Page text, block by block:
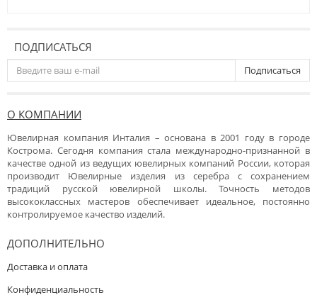
ПОДПИСАТЬСЯ
Подписаться
О КОМПАНИИ
Ювелирная компания Инталия – основана в 2001 году в городе
Кострома. Сегодня компания стала международно-признанной в
качестве одной из ведущих ювелирных компаний России, которая
производит Ювелирные изделия из серебра с сохранением
традиций русской ювелирной школы. Точность методов
высококлассных мастеров обеспечивает идеальное, постоянно
контролируемое качество изделий.
ДОПОЛНИТЕЛЬНО
Доставка и оплата
Конфиденциальность